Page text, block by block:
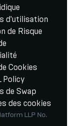
d'utilisation
de Risque
Cookies
Policy
de Swap
des cookies
LLP No.